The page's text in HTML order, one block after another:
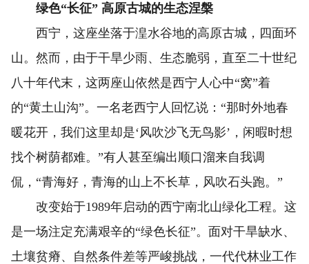
绿色“长征” 高原古城的生态涅槃
西宁，这座坐落于湟水谷地的高原古城，四面环
山。然而，由于干旱少雨、生态脆弱，直至二十世纪
八十年代末，这两座山依然是西宁人心中“窝”着
的“黄土山沟”。一名老西宁人回忆说：“那时外地春
暖花开，我们这里却是‘风吹沙飞无鸟影’，闲暇时想
找个树荫都难。”有人甚至编出顺口溜来自我调
侃，“青海好，青海的山上不长草，风吹石头跑。”
改变始于1989年启动的西宁南北山绿化工程。这
是一场注定充满艰辛的“绿色长征”。面对干旱缺水、
土壤贫瘠、自然条件差等严峻挑战，一代代林业工作